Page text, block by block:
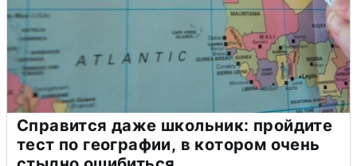
Справится даже школьник: пройдите
тест по географии, в котором очень